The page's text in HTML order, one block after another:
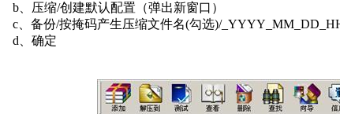
b、压缩/创建默认配置（弹出新窗口）
c、备份/按掩码产生压缩文件名(勾选)/
d、确定